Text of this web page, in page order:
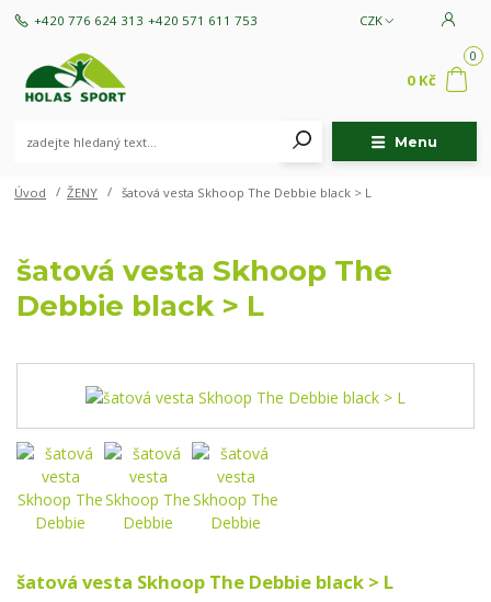
Menu
CZK
+420 776 624 313 +420 571 611 753
0
0 Kč
Úvod ŽENY šatová vesta Skhoop The Debbie black > L
šatová vesta Skhoop The
Debbie black > L
šatová vesta Skhoop The Debbie black > L